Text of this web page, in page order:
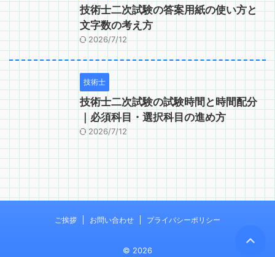
技術士二次試験の答案用紙の使い方と
文字数の考え方
2026/7/12
技術士
技術士二次試験の試験時間と時間配分
｜必須科目・選択科目の進め方
2026/7/12
ご挨拶 お問い合わせ プライバシーポリシー
© 2026